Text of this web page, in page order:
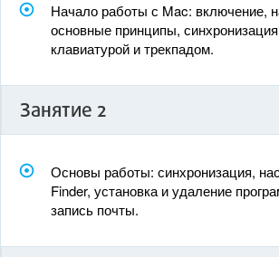
Начало работы с Mac: включение,
основные принципы,
клавиатурой и трекпадом.
Занятие 2
Основы работы: синхронизация,
Finder, установка и удаление
запись почты.